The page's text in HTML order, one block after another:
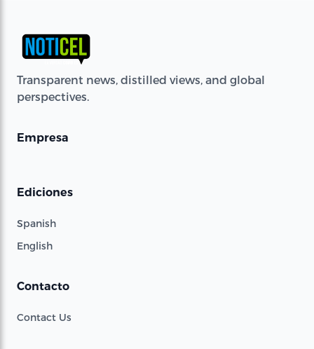
Transparent news, distilled views, and global
perspectives.
Empresa
Ediciones
Spanish
English
Contacto
Contact Us